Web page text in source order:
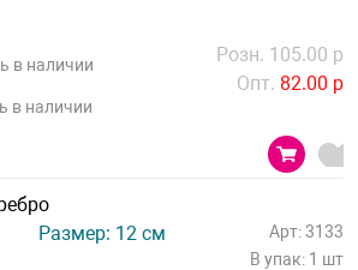
в наличии
в наличии
Розн. 105.00 р
Опт. 82.00 р
Размер: 12 см
Арт: 3133
В упак: 1 шт